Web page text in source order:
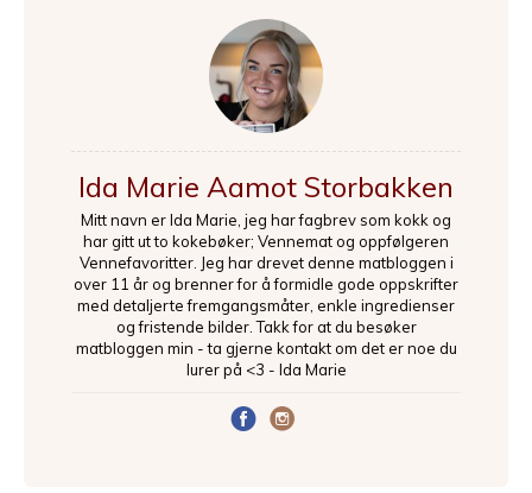
Ida Marie Aamot Storbakken
Mitt navn er Ida Marie, jeg har fagbrev som kokk og
har gitt ut to kokebøker; Vennemat og oppfølgeren
Vennefavoritter. Jeg har drevet denne matbloggen i
over 11 år og brenner for å formidle gode oppskrifter
med detaljerte fremgangsmåter, enkle ingredienser
og fristende bilder. Takk for at du besøker
matbloggen min - ta gjerne kontakt om det er noe du
lurer på <3 - Ida Marie